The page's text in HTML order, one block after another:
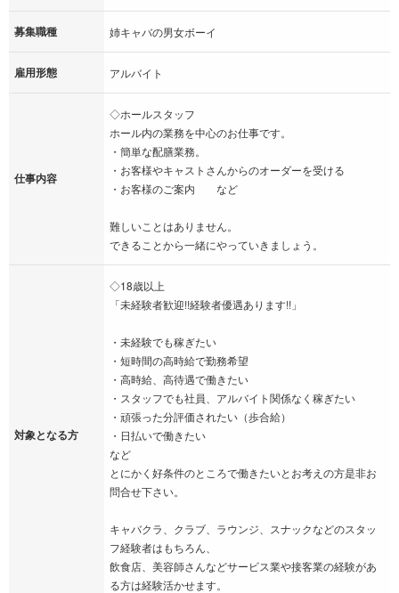
募集職種 姉キャバの男女ボーイ
雇用形態 アルバイト
仕事内容
◇ホールスタッフ
ホール内の業務を中心のお仕事です。
・簡単な配膳業務。
・お客様やキャストさんからのオーダーを受ける
・お客様のご案内 など
難しいことはありません。
できることから一緒にやっていきましょう。
対象となる方
◇18歳以上
「未経験者歓迎!!経験者優遇あります!!」
・未経験でも稼ぎたい
・短時間の高時給で勤務希望
・高時給、高待遇で働きたい
・スタッフでも社員、アルバイト関係なく稼ぎたい
・頑張った分評価されたい（歩合給）
・日払いで働きたい
など
とにかく好条件のところで働きたいとお考えの方是非お
問合せ下さい。
キャバクラ、クラブ、ラウンジ、スナックなどのスタッ
フ経験者はもちろん、
飲食店、美容師さんなどサービス業や接客業の経験があ
る方は経験活かせます。